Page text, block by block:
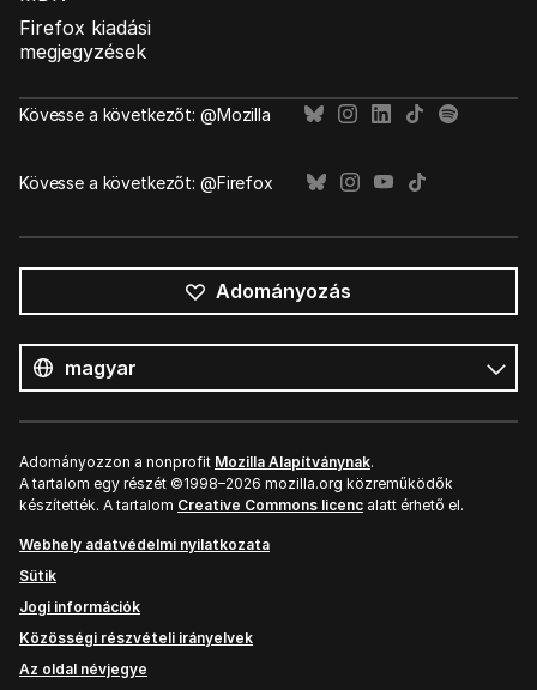
Firefox kiadási
megjegyzések
Kövesse a következőt: @Mozilla
Kövesse a következőt: @Firefox
Adományozás
nyelv
Nyelv
Adományozzon a nonprofit Mozilla Alapítványnak.
A tartalom egy részét ©1998–2026 mozilla.org közreműködők
készítették. A tartalom Creative Commons licenc alatt érhető el.
Webhely adatvédelmi nyilatkozata
Sütik
Jogi információk
Közösségi részvételi irányelvek
Az oldal névjegye